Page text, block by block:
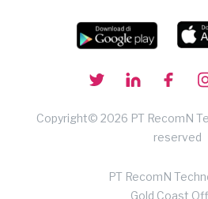
Copyright© 2026 PT RecomN
reserved
PT RecomN
Gold Coast